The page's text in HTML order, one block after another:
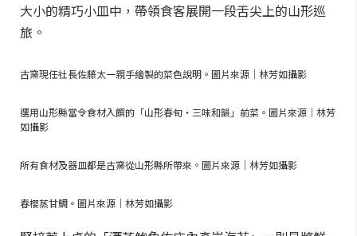
大小的精巧小皿中，帶領食客展開一段舌尖上的山形巡
旅。
古窯現任社長佐藤太一親手繪製的菜色說明。圖片來源｜林芳如攝影
選用山形縣當令食材入饌的「山形春旬・三味和韻」前菜。圖片來源｜林芳
如攝影
所有食材及器皿都是古窯從山形縣所帶來。圖片來源｜林芳如攝影
春櫻蒸甘鯛。圖片來源｜林芳如攝影